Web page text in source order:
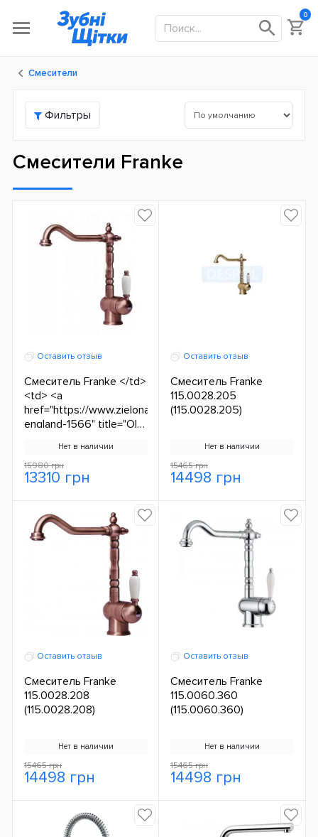
0
Смесители
Фильтры
Смесители Franke
Оставить отзыв
Смеситель Franke </td>
<td> <a
href="https://www.zielonalazienka.pl/seria/old-
england-1566" title="Old
England</a> </td> </tr>
<tr> <td>Nr katalogowy:
</td> <td>
Нет в наличии
15980 грн
13310 грн
Оставить отзыв
Смеситель Franke
115.0028.205
(115.0028.205)
Нет в наличии
15465 грн
14498 грн
Оставить отзыв
Смеситель Franke
115.0028.208
(115.0028.208)
Нет в наличии
15465 грн
14498 грн
Оставить отзыв
Смеситель Franke
115.0060.360
(115.0060.360)
Нет в наличии
15465 грн
14498 грн